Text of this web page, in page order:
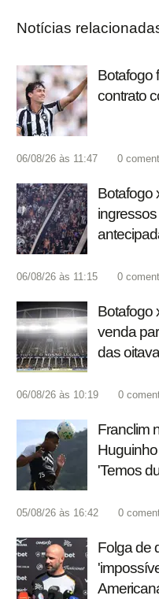
Notícias
Botafogo
contrato
06/08/26 às 11:47 0
Botafogo
06/08/26 às 11:15 0
Botafogo
venda
das
06/08/26 às 10:19 0
Franclim
'Temos
05/08/26 às 16:42 0
Folga de